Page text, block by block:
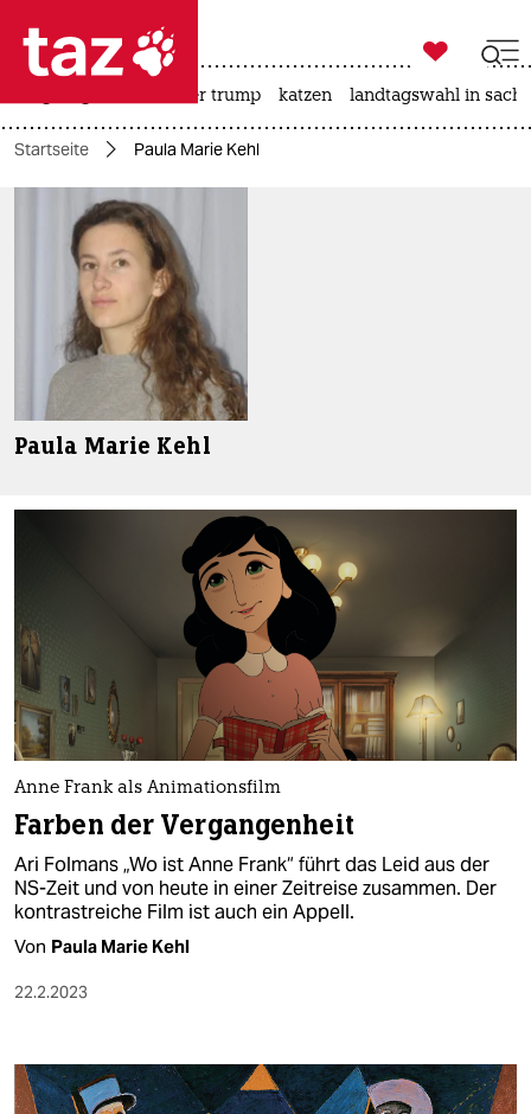
 taz zahl ich
taz zahl ich
themen
politik
gesellschaft
kultur
wahrheit
verlag
verlag
veranstaltungen
shop
fragen & hilfe
unterstützen
epaper login

taz zahl ich
usa unter trump katzen landtagswahl in
Startseite Paula Marie Kehl
Paula Marie Kehl
Anne Frank als Animationsfilm
Farben der Vergangenheit
Ari Folmans „Wo ist Anne Frank“ führt das Leid aus der
NS-Zeit und von heute in einer Zeitreise zusammen. Der
kontrastreiche Film ist auch ein Appell.
Von Paula Marie Kehl
22.2.2023